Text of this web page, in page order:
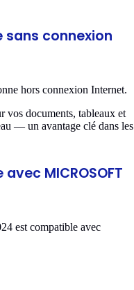
sans connexion
hors connexion Internet.
vos documents, tableaux et
— un avantage clé dans les
MICROSOFT
est compatible avec